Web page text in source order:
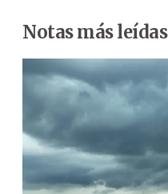
Notas más leídas